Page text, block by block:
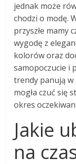
jednak może
chodzi o modę.
przyszłe mamy
wygodę z
kolorów oraz
samopoczucie i
trendy panują w
mogła czuć się
okres
Jakie
na